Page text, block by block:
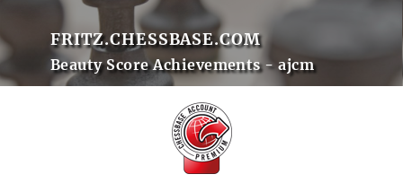
FRITZ.CHESSBASE.COM
Beauty Score Achievements - ajcm